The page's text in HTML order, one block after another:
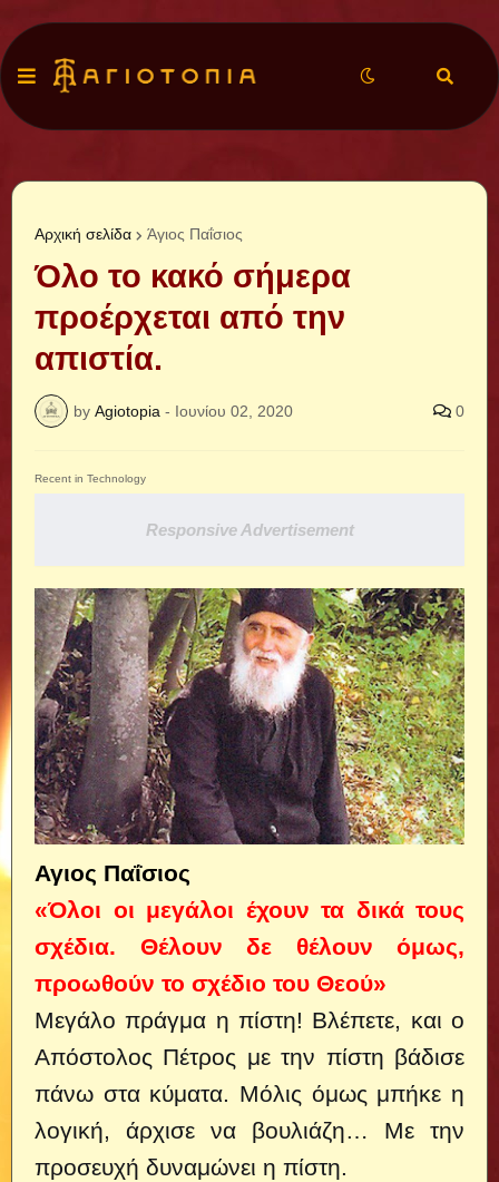
Αρχική σελίδα Άγιος Παΐσιος
Όλο το κακό σήμερα
προέρχεται από την
απιστία.
by Agiotopia - Ιουνίου 02, 2020 0
Recent in Technology
Responsive Advertisement
Αγιος Παΐσιος
«Όλοι οι μεγάλοι έχουν τα δικά τους
σχέδια. Θέλουν δε θέλουν όμως,
προωθούν το σχέδιο του Θεού»
Μεγάλο πράγμα η πίστη! Βλέπετε, και ο
Απόστολος Πέτρος με την πίστη βάδισε
πάνω στα κύματα. Μόλις όμως μπήκε η
λογική, άρχισε να βουλιάζη… Με την
προσευχή δυναμώνει η πίστη.